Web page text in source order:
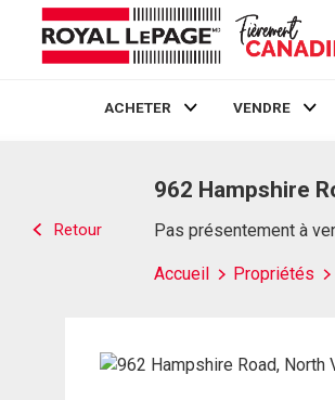
ACHETER VENDRE
Retour
962 Hampshire
Pas présentement à
Accueil Propriétés